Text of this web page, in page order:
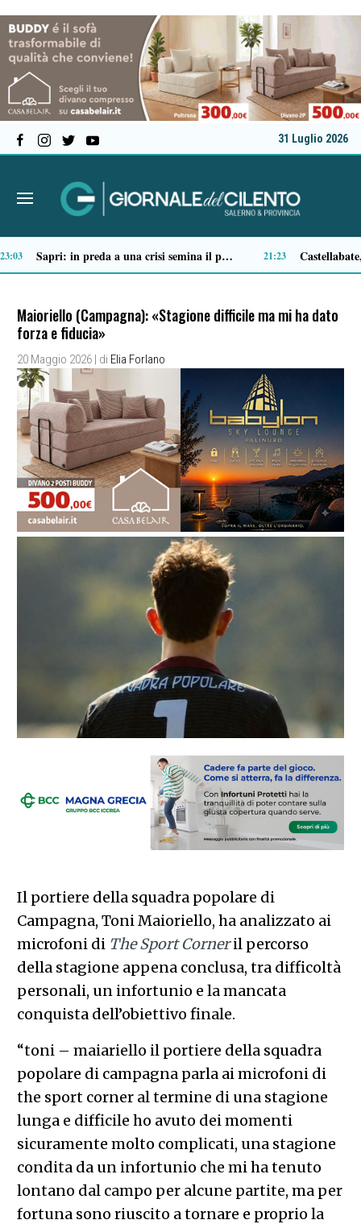
31 Luglio 2026
Tortorella celebra la Fiera di San Basilio: tra antichi mestieri, bestiame e la musica della Bandabardò 14:49
Maioriello (Campagna): «Stagione difficile ma mi ha dato
forza e fiducia»
20 Maggio 2026 | di Elia Forlano
Il portiere della squadra popolare di
Campagna, Toni Maioriello, ha analizzato ai
microfoni di The Sport Corneril percorso
della stagione appena conclusa, tra difficoltà
personali, un infortunio e la mancata
conquista dell’obiettivo finale.
“toni – maiariello il portiere della squadra
popolare di campagna parla ai microfoni di
the sport corner al termine di una stagione
lunga e difficile ho avuto dei momenti
sicuramente molto complicati, una stagione
condita da un infortunio che mi ha tenuto
lontano dal campo per alcune partite, ma per
fortuna sono riuscito a tornare e proprio la